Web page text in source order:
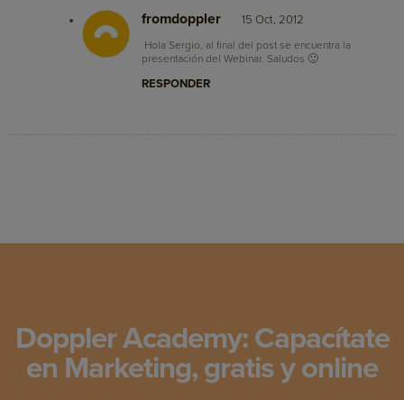
fromdoppler 15 Oct, 2012
Hola Sergio, al final del post se encuentra la
presentación del Webinar. Saludos 🙂
RESPONDER
Doppler Academy: Capacítate
en Marketing, gratis y online